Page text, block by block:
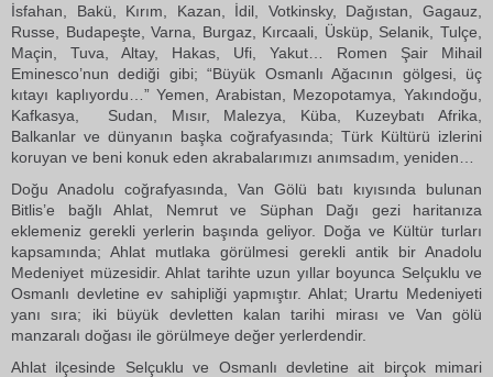
İsfahan, Bakü, Kırım, Kazan, İdil, Votkinsky, Dağıstan, Gagauz,
Russe, Budapeşte, Varna, Burgaz, Kırcaali, Üsküp, Selanik, Tulçe,
Maçin, Tuva, Altay, Hakas, Ufi, Yakut… Romen Şair Mihail
Eminesco’nun dediği gibi; “Büyük Osmanlı Ağacının gölgesi, üç
kıtayı kaplıyordu…” Yemen, Arabistan, Mezopotamya, Yakındoğu,
Kafkasya, Sudan, Mısır, Malezya, Küba, Kuzeybatı Afrika,
Balkanlar ve dünyanın başka coğrafyasında; Türk Kültürü izlerini
koruyan ve beni konuk eden akrabalarımızı anımsadım, yeniden…
Doğu Anadolu coğrafyasında, Van Gölü batı kıyısında bulunan
Bitlis’e bağlı Ahlat, Nemrut ve Süphan Dağı gezi haritanıza
eklemeniz gerekli yerlerin başında geliyor. Doğa ve Kültür turları
kapsamında; Ahlat mutlaka görülmesi gerekli antik bir Anadolu
Medeniyet müzesidir. Ahlat tarihte uzun yıllar boyunca Selçuklu ve
Osmanlı devletine ev sahipliği yapmıştır. Ahlat; Urartu Medeniyeti
yanı sıra; iki büyük devletten kalan tarihi mirası ve Van gölü
manzaralı doğası ile görülmeye değer yerlerdendir.
Ahlat ilçesinde Selçuklu ve Osmanlı devletine ait birçok mimari